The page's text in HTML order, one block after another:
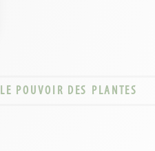
LE POUVOIR DES PLANTES